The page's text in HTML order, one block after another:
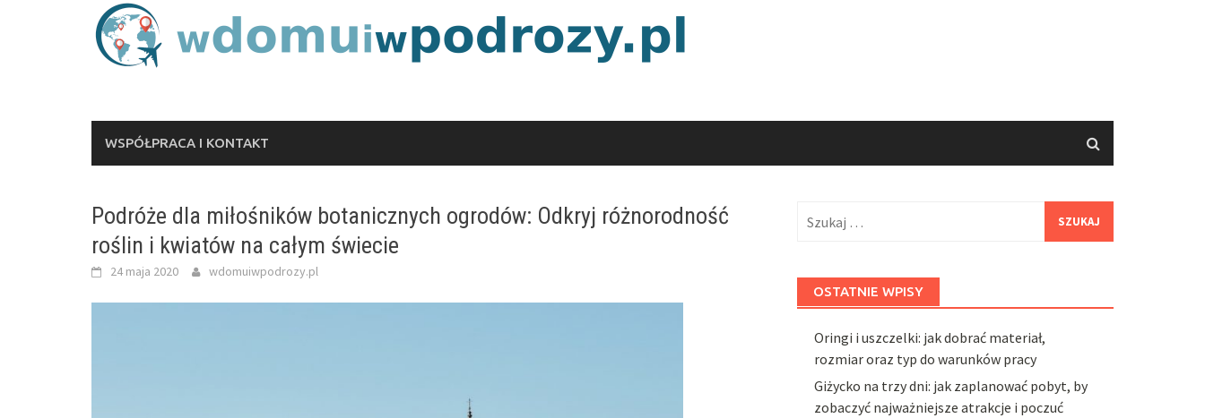
WSPÓŁPRACA I KONTAKT
Podróże dla miłośników botanicznych ogrodów: Odkryj różnorodność
roślin i kwiatów na całym świecie
24 maja 2020 wdomuiwpodrozy.pl
OSTATNIE WPISY
Oringi i uszczelki: jak dobrać materiał,
rozmiar oraz typ do warunków pracy
Giżycko na trzy dni: jak zaplanować pobyt, by
zobaczyć najważniejsze atrakcje i poczuć